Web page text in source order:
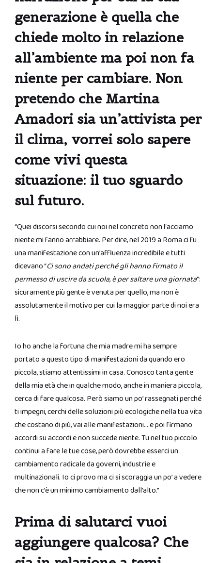
generazione è quella che
chiede molto in relazione
all’ambiente ma poi non fa
niente per cambiare. Non
pretendo che Martina
Amadori sia un’attivista per
il clima, vorrei solo sapere
come vivi questa
situazione: il tuo sguardo
sul futuro.
“Quei discorsi secondo cui noi nel concreto non facciamo
niente mi fanno arrabbiare. Per dire, nel 2019 a Roma ci fu
una manifestazione con un’affluenza incredibile e tutti
dicevano “Ci sono andati perché gli hanno firmato il
permesso di uscire da scuola, è per saltare una giornata”:
sicuramente più gente è venuta per quello, ma non è
assolutamente il motivo per cui la maggior parte di noi era
lì.
Io ho anche la fortuna che mia madre mi ha sempre
portato a questo tipo di manifestazioni da quando ero
piccola, stiamo attentissimi in casa. Conosco tanta gente
della mia età che in qualche modo, anche in maniera piccola,
cerca di fare qualcosa. Però siamo un po’ rassegnati perché
ti impegni, cerchi delle soluzioni più ecologiche nella tua vita
che costano di più, vai alle manifestazioni… e poi firmano
accordi su accordi e non succede niente. Tu nel tuo piccolo
continui a fare le tue cose, però dovrebbe esserci un
cambiamento radicale da governi, industrie e
multinazionali. Io ci provo ma ci si scoraggia un po’ a vedere
che non c’è un minimo cambiamento dall’alto.”
Prima di salutarci vuoi
aggiungere qualcosa? Che